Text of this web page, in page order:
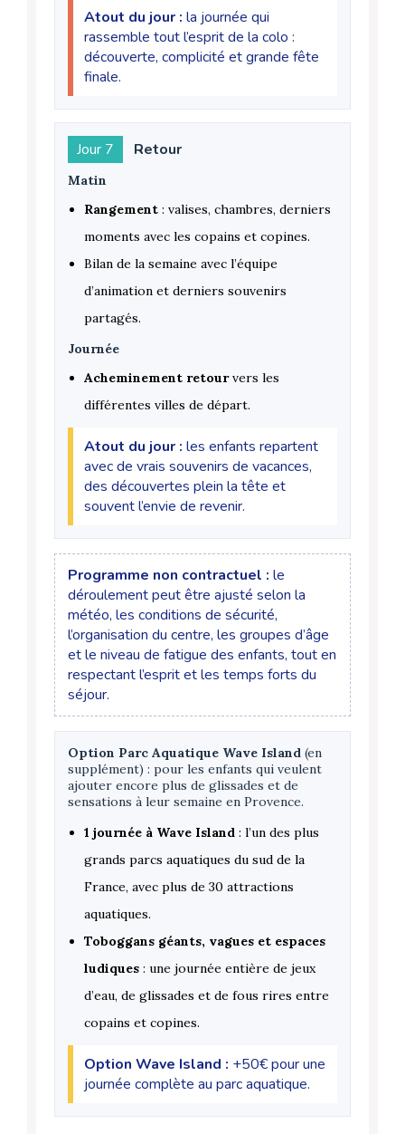
Atout du jour : la journée qui
rassemble tout l’esprit de la colo :
découverte, complicité et grande fête
finale.
Jour 7 Retour
Matin
Rangement : valises, chambres, derniers
moments avec les copains et copines.
Bilan de la semaine avec l’équipe
d’animation et derniers souvenirs
partagés.
Journée
Acheminement retourvers les
différentes villes de départ.
Atout du jour : les enfants repartent
avec de vrais souvenirs de vacances,
des découvertes plein la tête et
souvent l’envie de revenir.
Programme non contractuel : le
déroulement peut être ajusté selon la
météo, les conditions de sécurité,
l’organisation du centre, les groupes d’âge
et le niveau de fatigue des enfants, tout en
respectant l’esprit et les temps forts du
séjour.
Option Parc Aquatique Wave Island (en
supplément) : pour les enfants qui veulent
ajouter encore plus de glissades et de
sensations à leur semaine en Provence.
1 journée à Wave Island : l’un des plus
grands parcs aquatiques du sud de la
France, avec plus de 30 attractions
aquatiques.
Toboggans géants, vagues et espaces
ludiques : une journée entière de jeux
d’eau, de glissades et de fous rires entre
copains et copines.
Option Wave Island : +50€ pour une
journée complète au parc aquatique.